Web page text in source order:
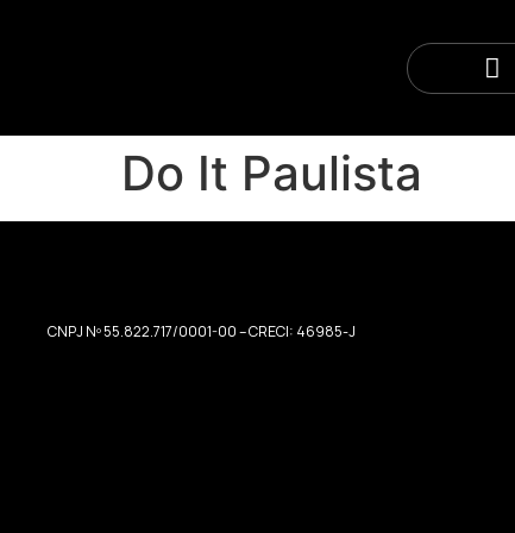
Do It Paulista
CNPJ Nº 55.822.717/0001-00 – CRECI: 46985-J